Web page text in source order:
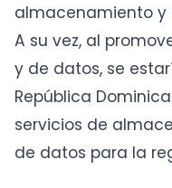
almacenamiento y
A su vez, al
y de datos, se
República
servicios de
de datos para la